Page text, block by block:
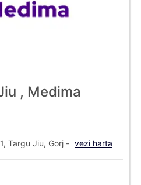
, Medima
Targu Jiu, Gorj - vezi harta